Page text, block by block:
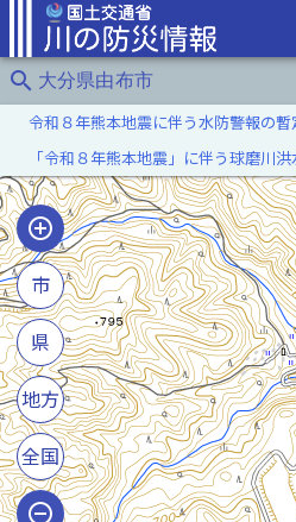
search 大分県由布市
令和８年熊本地震に伴う水防警報の
「令和８年熊本地震」に伴う球磨川
市
県
地方
全国